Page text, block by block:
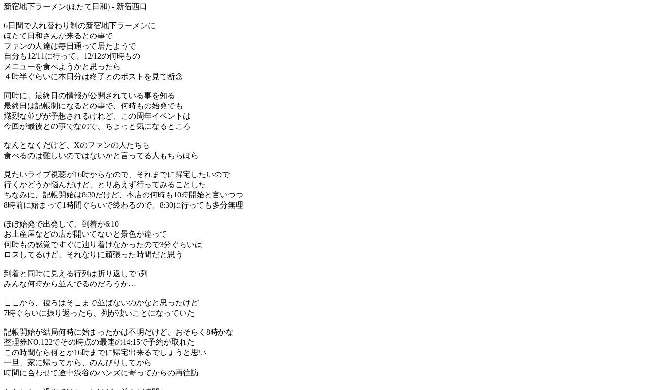
新宿地下ラーメン(ほたて日和) - 新宿西口
6日間で入れ替わり制の新宿地下ラーメンに
ほたて日和さんが来るとの事で
ファンの人達は毎日通って居たようで
自分も12/11に行って、12/12の何時もの
メニューを食べようかと思ったら
４時半ぐらいに本日分は終了とのポストを見て断念
同時に、最終日の情報が公開されている事を知る
最終日は記帳制になるとの事で、何時もの始発でも
熾烈な並びが予想されるけれど、この周年イベントは
今回が最後との事でなので、ちょっと気になるところ
なんとなくだけど、Xのファンの人たちも
食べるのは難しいのではないかと言ってる人もちらほら
見たいライブ視聴が16時からなので、それまでに帰宅したいので
行くかどうか悩んだけど、とりあえず行ってみることした
ちなみに、記帳開始は8:30だけど、本店の何時も10時開始と言いつつ
8時前に始まって1時間ぐらいで終わるので、8:30に行っても多分無理
ほぼ始発で出発して、到着が6:10
お土産屋などの店が開いてないと景色が違って
何時もの感覚ですぐに辿り着けなかったので3分ぐらいは
ロスしてるけど、それなりに頑張った時間だと思う
到着と同時に見える行列は折り返しで5列
みんな何時から並んでるのだろうか…
ここから、後ろはそこまで並ばないのかなと思ったけど
7時ぐらいに振り返ったら、列が凄いことになっていた
記帳開始が結局何時に始まったかは不明だけど、おそらく8時かな
整理券NO.122でその時点の最速の14:15で予約が取れた
この時間なら何とか16時までに帰宅出来るでしょうと思い
一旦、家に帰ってから、のんびりしてから
時間に合わせて途中渋谷のハンズに寄ってからの再往訪